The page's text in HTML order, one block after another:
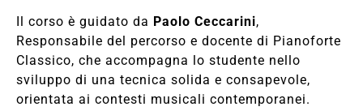
Il corso è guidato da Paolo Ceccarini,
Responsabile del percorso e docente di Pianoforte
Classico, che accompagna lo studente nello
sviluppo di una tecnica solida e consapevole,
orientata ai contesti musicali contemporanei.